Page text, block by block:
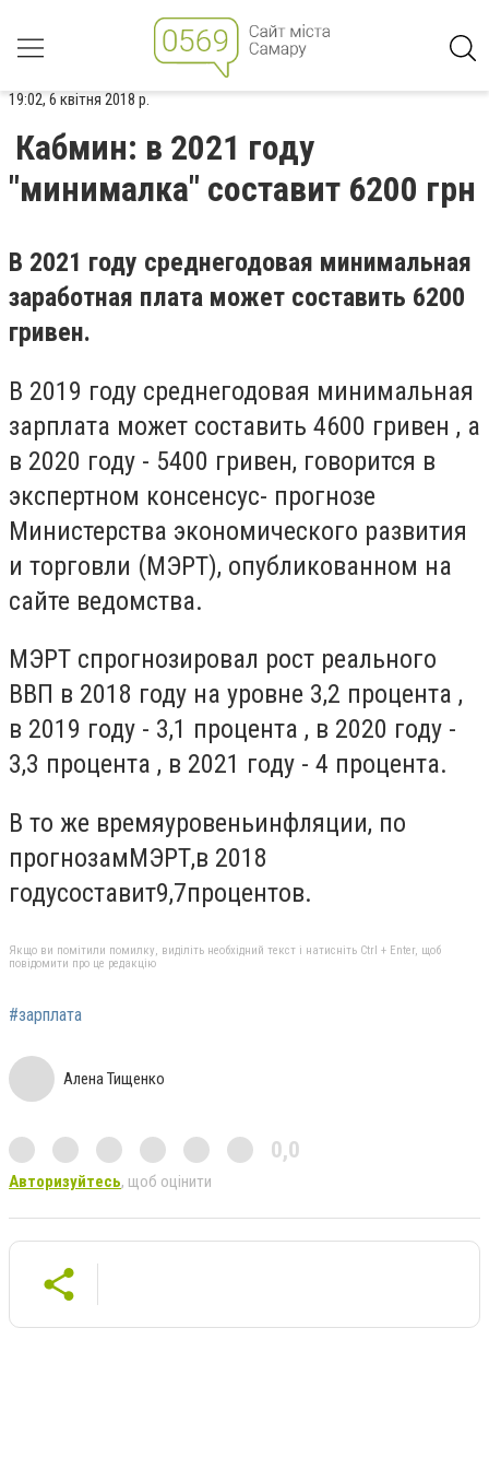
19:02, 6 квітня 2018 р.
Кабмин: в 2021 году
"минималка" составит 6200 грн
В 2021 году среднегодовая минимальная
заработная плата может составить 6200
гривен.
В 2019 году среднегодовая минимальная
зарплата может составить 4600 гривен , а
в 2020 году - 5400 гривен, говорится в
экспертном консенсус- прогнозе
Министерства экономического развития
и торговли (МЭРТ), опубликованном на
сайте ведомства.
МЭРТ спрогнозировал рост реального
ВВП в 2018 году на уровне 3,2 процента ,
в 2019 году - 3,1 процента , в 2020 году -
3,3 процента , в 2021 году - 4 процента.
В то же времяуровеньинфляции, по
прогнозамМЭРТ,в 2018
годусоставит9,7процентов.
Якщо ви помітили помилку, виділіть необхідний текст і натисніть Ctrl + Enter, щоб
повідомити про це редакцію
#зарплата
Алена Тищенко
0,0
Авторизуйтесь, щоб оцінити